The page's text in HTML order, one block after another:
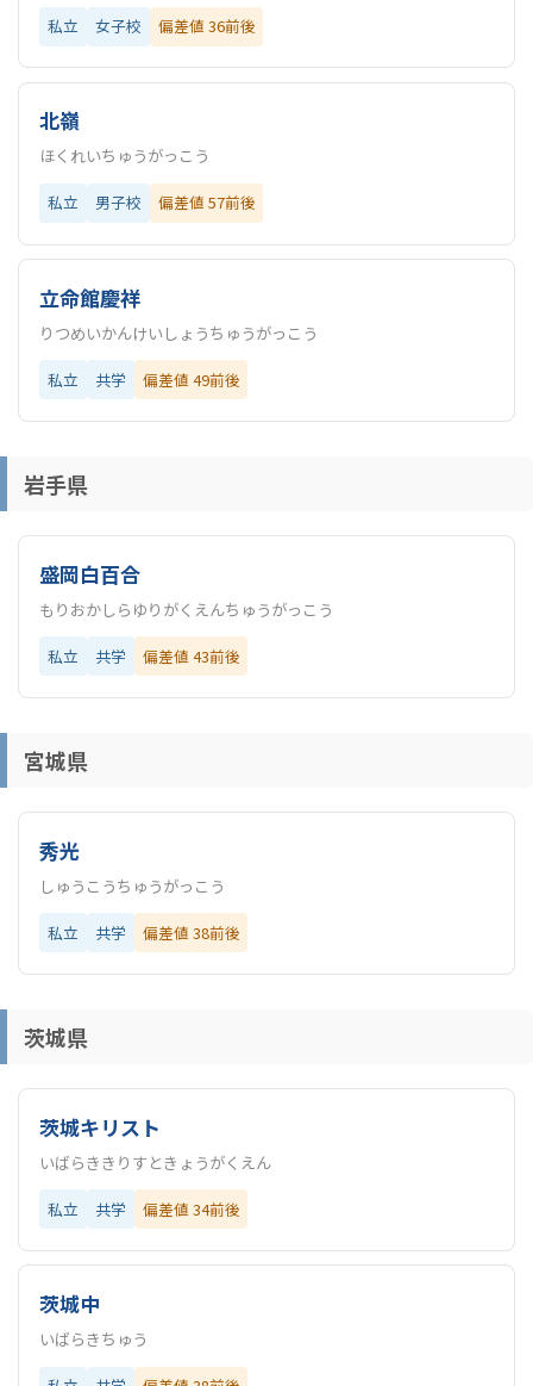
私立 女子校 偏差値 36前後
北嶺
ほくれいちゅうがっこう
私立 男子校 偏差値 57前後
立命館慶祥
りつめいかんけいしょうちゅうがっこう
私立 共学 偏差値 49前後
岩手県
盛岡白百合
もりおかしらゆりがくえんちゅうがっこう
私立 共学 偏差値 43前後
宮城県
秀光
しゅうこうちゅうがっこう
私立 共学 偏差値 38前後
茨城県
茨城キリスト
いばらききりすときょうがくえん
私立 共学 偏差値 34前後
茨城中
いばらきちゅう